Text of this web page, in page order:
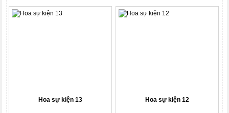
Hoa sự kiện 13 Hoa sự kiện 12